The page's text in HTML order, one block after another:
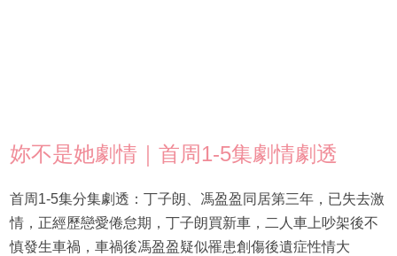
妳不是她劇情｜首周1-5集劇情劇透
首周1-5集分集劇透：丁子朗、馮盈盈同居第三年，已失去激
情，正經歷戀愛倦怠期，丁子朗買新車，二人車上吵架後不
慎發生車禍，車禍後馮盈盈疑似罹患創傷後遺症性情大